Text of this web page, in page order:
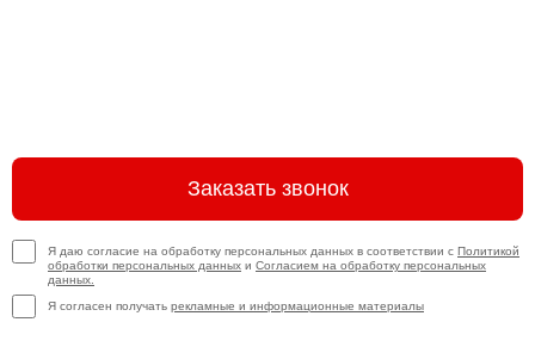
Заказать звонок
Я даю согласие на обработку персональных данных в соответствии с Политикой
обработки персональных данных и Согласием на обработку персональных
данных.
Я согласен получать рекламные и информационные материалы